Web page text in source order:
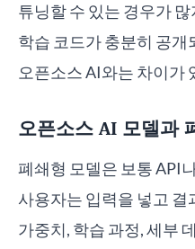
튜닝할 수 있는 경우가
학습 코드가 충분히 공개
오픈소스 AI와는 차이가
오픈소스 AI 모델과
폐쇄형 모델은 보통 API
사용자는 입력을 넣고 결
가중치, 학습 과정, 세부